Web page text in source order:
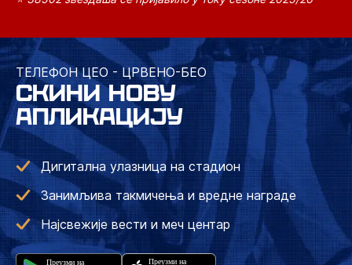
ТЕЛЕФОН ЦЕО - ЦРВЕНО-БЕО
СКИНИ НОВУ
АПЛИКАЦИЈУ
Дигитална улазница на стадион
Занимљива такмичења и вредне награде
Најсвежије вести и меч центар